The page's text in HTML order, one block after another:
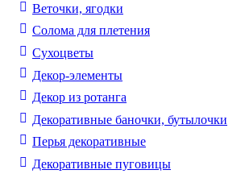
Веточки, ягодки
Солома для плетения
Cухоцветы
Декор-элементы
Декор из ротанга
Декоративные баночки, бутылочки
Перья декоративные
Декоративные пуговицы